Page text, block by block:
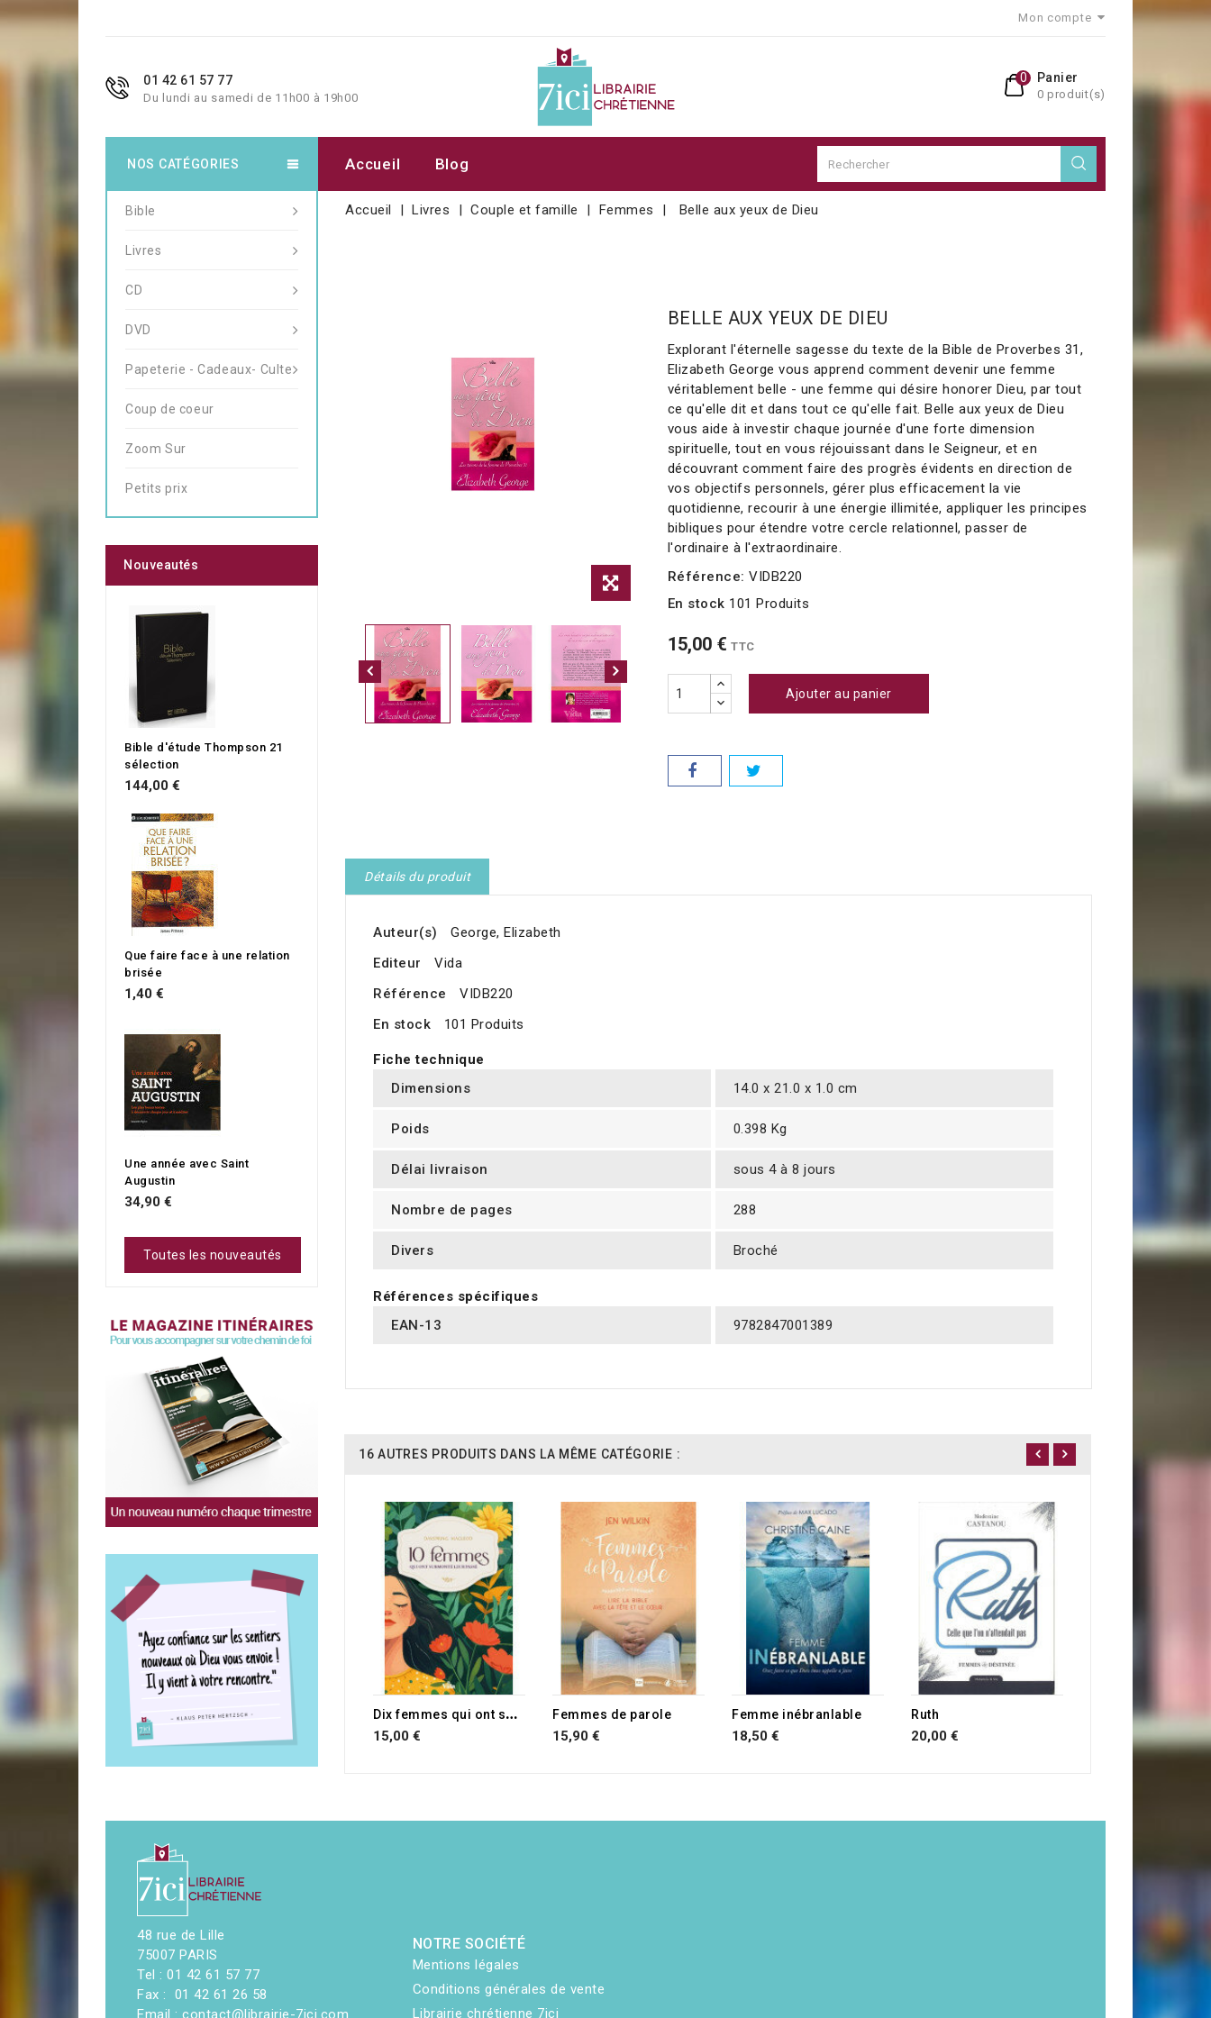
Mon compte
01 42 61 57 77
Du lundi au samedi de 11h00 à 19h00
Panier
0 produit(s)
0
Accueil Blog
Accueil Livres Couple et famille Femmes Belle aux yeux de Dieu
BELLE AUX YEUX DE DIEU
Explorant l'éternelle sagesse du texte de la Bible de Proverbes 31,
Elizabeth George vous apprend comment devenir une femme
véritablement belle - une femme qui désire honorer Dieu, par tout
ce qu'elle dit et dans tout ce qu'elle fait. Belle aux yeux de Dieu
vous aide à investir chaque journée d'une forte dimension
spirituelle, tout en vous réjouissant dans le Seigneur, et en
découvrant comment faire des progrès évidents en direction de
vos objectifs personnels, gérer plus efficacement la vie
quotidienne, recourir à une énergie illimitée, appliquer les principes
bibliques pour étendre votre cercle relationnel, passer de
l'ordinaire à l'extraordinaire.
Référence: VIDB220
En stock 101 Produits
15,00 € TTC
Ajouter au panier
Détails du produit
Auteur(s)
George, Elizabeth
Editeur
Vida
Référence
VIDB220
En stock
101 Produits
Fiche technique
Dimensions
14.0 x 21.0 x 1.0 cm
Poids 0.398 Kg
Délai livraison sous 4 à 8 jours
Nombre de pages 288
Divers Broché
Références spécifiques
EAN-13
9782847001389
16 AUTRES PRODUITS DANS LA MÊME CATÉGORIE :
D
ix femmes qui ont surmonté leur passé
15,00 €
Femmes de parole
15,90 €
Femme inébranlable
18,50 €
RUPTURE DE STOCK
Ruth
20,00 €
NOS CATÉGORIES
Bible
Livres
CD
DVD
Papeterie - Cadeaux- Culte
Coup de coeur
Zoom Sur
Petits prix
Nouveautés
Bible d'étude Thompson 21
sélection
144,00 €
Que faire face à une relation
brisée
1,40 €
Une année avec Saint
Augustin
34,90 €
Toutes les nouveautés
48 rue de Lille
75007 PARIS
Tel : 01 42 61 57 77
Fax : 01 42 61 26 58
Email : contact@librairie-7ici.com
NOTRE SOCIÉTÉ
Mentions légales
Conditions générales de vente
Librairie chrétienne 7ici